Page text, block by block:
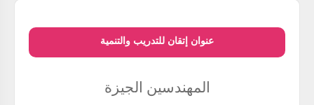
عنوان إتقان للتدريب والتنمية
المهندسين الجيزة